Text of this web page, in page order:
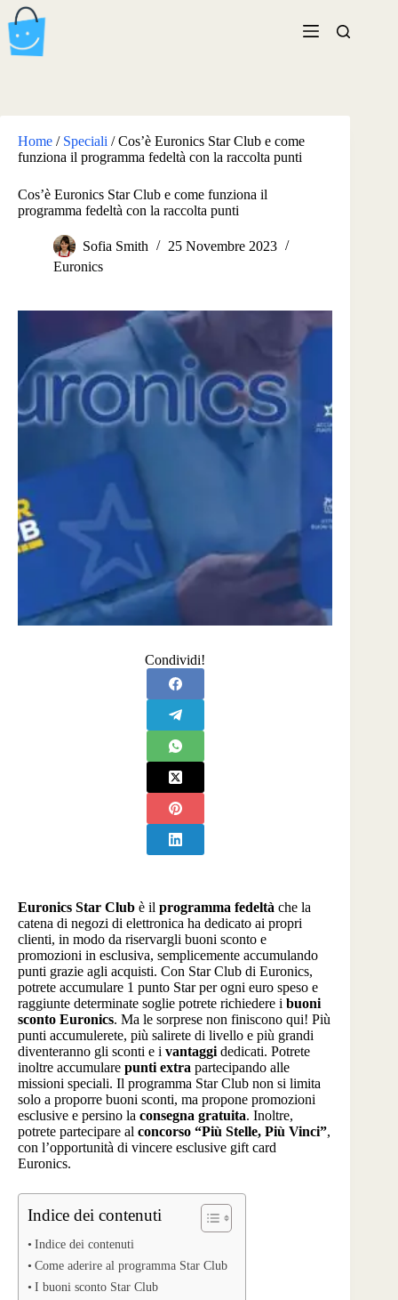
Salta
al
contenuto
Home / Speciali /Cos’è Euronics Star Club e come
funziona il programma fedeltà con la raccolta punti
Cos’è Euronics Star Club e come funziona il
programma fedeltà con la raccolta punti
Sofia Smith
25 Novembre 2023
Euronics
Condividi!
Euronics Star Club è il programma fedeltà che la
catena di negozi di elettronica ha dedicato ai propri
clienti, in modo da riservargli buoni sconto e
promozioni in esclusiva, semplicemente accumulando
punti grazie agli acquisti. Con Star Club di Euronics,
potrete accumulare 1 punto Star per ogni euro speso e
raggiunte determinate soglie potrete richiedere i buoni
sconto Euronics. Ma le sorprese non finiscono qui! Più
punti accumulerete, più salirete di livello e più grandi
diventeranno gli sconti e i vantaggi dedicati. Potrete
inoltre accumulare punti extra partecipando alle
missioni speciali. Il programma Star Club non si limita
solo a proporre buoni sconti, ma propone promozioni
esclusive e persino la consegna gratuita. Inoltre,
potrete partecipare al concorso “Più Stelle, Più Vinci”,
con l’opportunità di vincere esclusive gift card
Euronics.
Indice dei contenuti
Indice dei contenuti
Come aderire al programma Star Club
I buoni sconto Star Club